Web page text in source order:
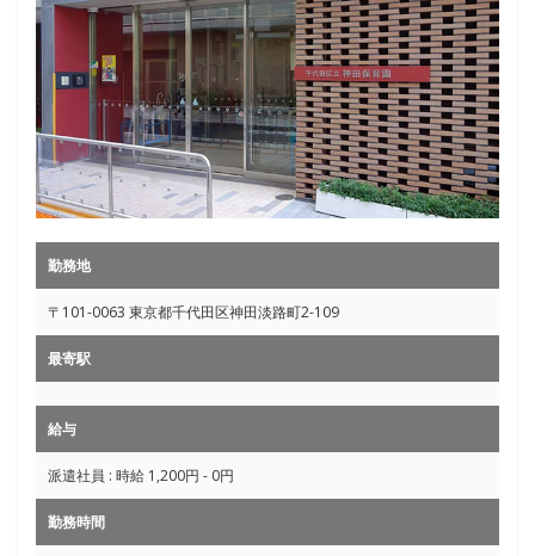
勤務地
〒101-0063 東京都千代田区神田淡路町2-109
最寄駅
給与
派遣社員 : 時給 1,200円 - 0円
勤務時間